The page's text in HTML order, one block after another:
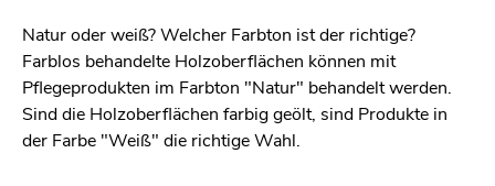
Natur oder weiß? Welcher Farbton ist der richtige?
Farblos behandelte Holzoberflächen können mit
Pflegeprodukten im Farbton "Natur" behandelt werden.
Sind die Holzoberflächen farbig geölt, sind Produkte in
der Farbe "Weiß" die richtige Wahl.